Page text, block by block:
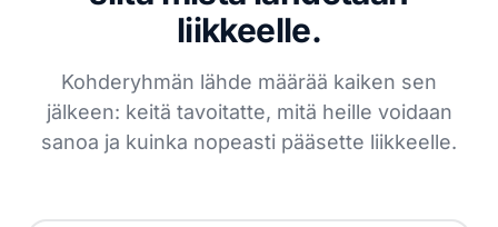
liikkeelle.
Kohderyhmän lähde määrää kaiken sen
jälkeen: keitä tavoitatte, mitä heille voidaan
sanoa ja kuinka nopeasti pääsette liikkeelle.